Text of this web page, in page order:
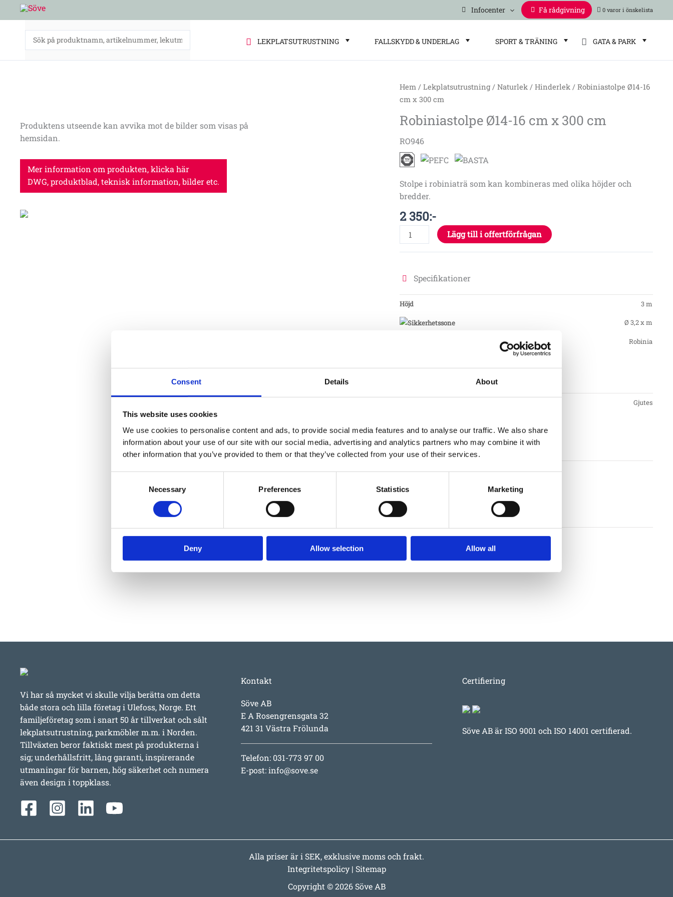
Consent Details About
This website uses cookies
We use cookies to personalise content and ads, to provide social media features and to analyse our traffic. We also share
information about your use of our site with our social media, advertising and analytics partners who may combine it with
other information that you’ve provided to them or that they’ve collected from your use of their services.
Necessary Preferences Statistics Marketing
Deny Allow selection Allow all
Hoppa
till
innehåll
Infocenter Få rådgivning 0 varor
LEKPLATSUTRUSTNING FALLSKYDD & UNDERLAG SPORT & TRÄNING GATA & PARK
Hem /Lekplatsutrustning /Naturlek /Hinderlek / Robiniastolpe Ø14-16
cm x 300 cm
Robiniastolpe Ø14-16 cm x 300 cm
RO946
Stolpe i robiniaträ som kan kombineras med olika höjder och
bredder.
2 350:-
Robiniastolpe
16
x
300
mängd
Lägg till i offertförfrågan
Specifikationer
Höjd 3 m
Ø 3,2 x m
Robinia
Gjutes
Skötsel
Läs Europlays garantivillkor
Produktens utseende kan avvika mot de bilder som visas på
hemsidan.
Mer information om produkten, klicka här
DWG, produktblad, teknisk information, bilder etc.
Vi har så mycket vi skulle vilja berätta om detta
både stora och lilla företag i Ulefoss, Norge. Ett
familjeföretag som i snart 50 år tillverkat och sålt
lekplatsutrustning, parkmöbler m.m. i Norden.
Tillväxten beror faktiskt mest på produkterna i
sig; underhållsfritt, lång garanti, inspirerande
utmaningar för barnen, hög säkerhet och numera
även design i toppklass.
Kontakt
Söve AB
E A Rosengrensgata 32
421 31 Västra Frölunda
Telefon: 031-773 97 00
E-post:info@sove.se
Certifiering
Söve AB är ISO 9001 och ISO 14001 certifierad.
Alla priser är i SEK, exklusive moms och frakt.
Integritetspolicy| Sitemap
Copyright © 2026 Söve AB